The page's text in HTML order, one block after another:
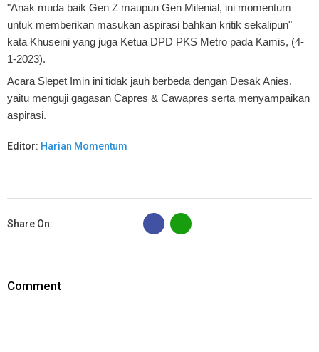
"Anak muda baik Gen Z maupun Gen Milenial, ini momentum
untuk memberikan masukan aspirasi bahkan kritik sekalipun"
kata Khuseini yang juga Ketua DPD PKS Metro pada Kamis, (4-
1-2023).
Acara Slepet Imin ini tidak jauh berbeda dengan Desak Anies,
yaitu menguji gagasan Capres & Cawapres serta menyampaikan
aspirasi.
Editor: Harian Momentum
Share On:
B
Comment